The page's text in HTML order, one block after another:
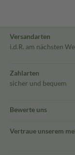
Versandarten
i.d.R. am nächsten
Zahlarten
sicher und bequem
Bewerte uns
Vertraue unserem